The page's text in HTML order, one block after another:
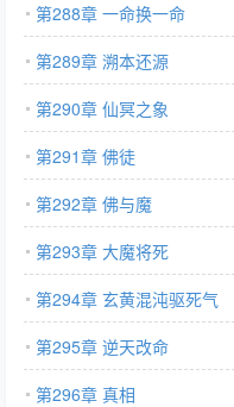
第288章 一命换一命
第289章 溯本还源
第290章 仙冥之象
第291章 佛徒
第292章 佛与魔
第293章 大魔将死
第294章 玄黄混沌驱死气
第295章 逆天改命
第296章 真相